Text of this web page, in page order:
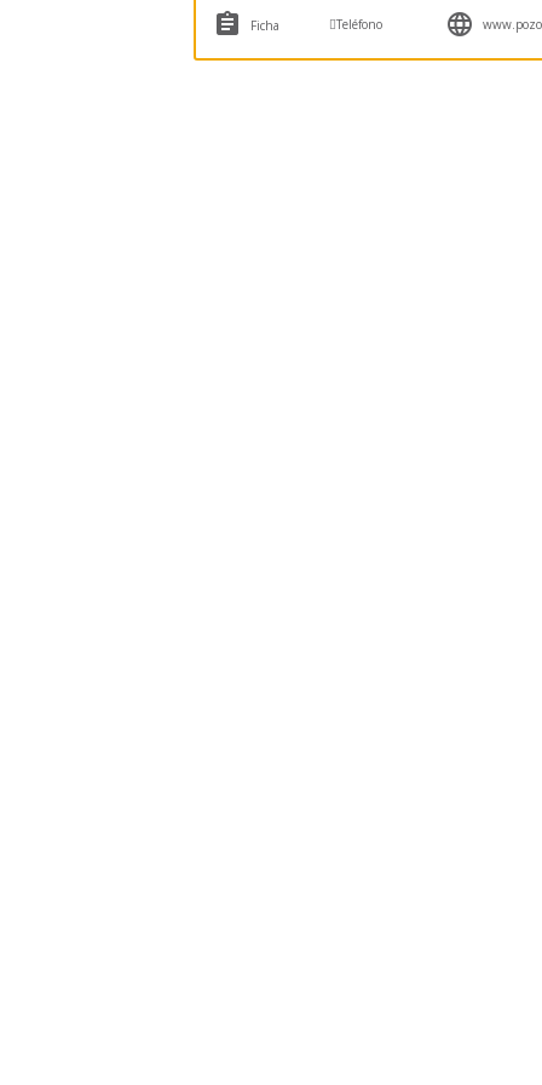
 Ficha Teléfono 